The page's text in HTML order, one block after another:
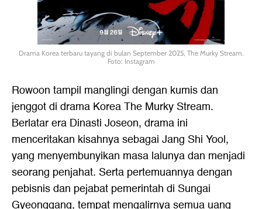
Drama Korea terbaru tayang di bulan September 2025, The Murky Stream.
Foto: Instagram
Rowoon tampil manglingi dengan kumis dan
jenggot di drama Korea The Murky Stream.
Berlatar era Dinasti Joseon, drama ini
menceritakan kisahnya sebagai Jang Shi Yool,
yang menyembunyikan masa lalunya dan menjadi
seorang penjahat. Serta pertemuannya dengan
pebisnis dan pejabat pemerintah di Sungai
Gyeonggang, tempat mengalirnya semua uang